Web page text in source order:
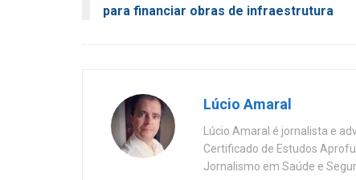
para financiar obras de infraestrutura
Lúcio Amaral
Lúcio Amaral é jornalista e
Certificado de Estudos
Jornalismo em Saúde e